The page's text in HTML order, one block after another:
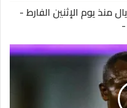
منذ يوم الإثنين الفارط -